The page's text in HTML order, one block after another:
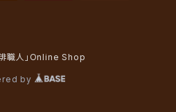
職人」Online Shop
by